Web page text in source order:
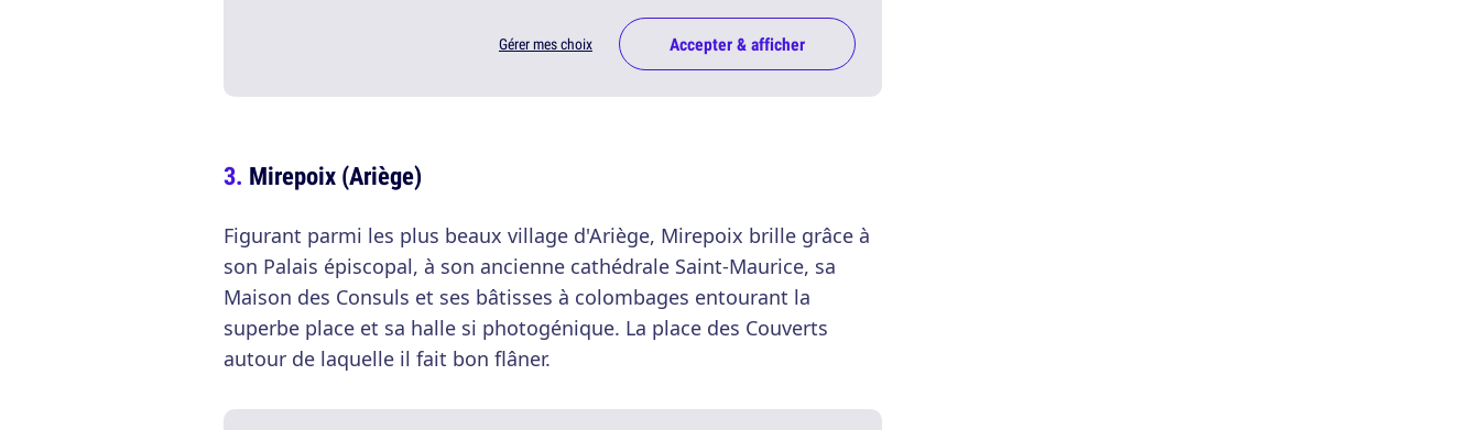
Gérer mes choix Accepter & afficher
Mirepoix (Ariège)
Figurant parmi les plus beaux village d'Ariège, Mirepoix brille grâce à
son Palais épiscopal, à son ancienne cathédrale Saint-Maurice, sa
Maison des Consuls et ses bâtisses à colombages entourant la
superbe place et sa halle si photogénique. La place des Couverts
autour de laquelle il fait bon flâner.